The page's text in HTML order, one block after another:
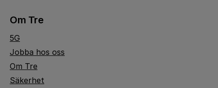
Om Tre
5G
Jobba hos oss
Om Tre
Säkerhet